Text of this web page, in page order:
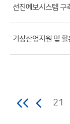
선진예보시스템 구
기상산업지원 및
21